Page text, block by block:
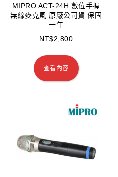
MIPRO ACT-24H 數位手握
無線麥克風 原廠公司貨 保固
一年
NT$2,800
查看內容